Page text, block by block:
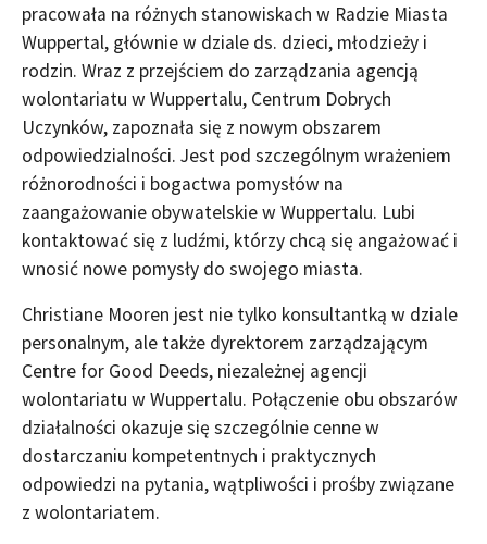
pracowała na różnych stanowiskach w Radzie Miasta
Wuppertal, głównie w dziale ds. dzieci, młodzieży i
rodzin. Wraz z przejściem do zarządzania agencją
wolontariatu w Wuppertalu, Centrum Dobrych
Uczynków, zapoznała się z nowym obszarem
odpowiedzialności. Jest pod szczególnym wrażeniem
różnorodności i bogactwa pomysłów na
zaangażowanie obywatelskie w Wuppertalu. Lubi
kontaktować się z ludźmi, którzy chcą się angażować i
wnosić nowe pomysły do swojego miasta.
Christiane Mooren jest nie tylko konsultantką w dziale
personalnym, ale także dyrektorem zarządzającym
Centre for Good Deeds, niezależnej agencji
wolontariatu w Wuppertalu. Połączenie obu obszarów
działalności okazuje się szczególnie cenne w
dostarczaniu kompetentnych i praktycznych
odpowiedzi na pytania, wątpliwości i prośby związane
z wolontariatem.